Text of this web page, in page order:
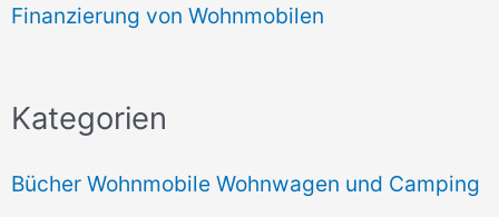
Finanzierung von Wohnmobilen
Kategorien
Bücher Wohnmobile Wohnwagen und Camping